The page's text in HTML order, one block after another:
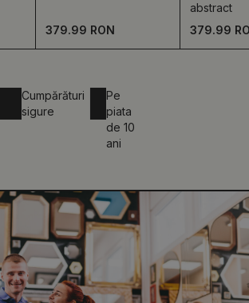
379.99 RON
abstract
379.99
Cumpărături
sigure
Pe
de 10